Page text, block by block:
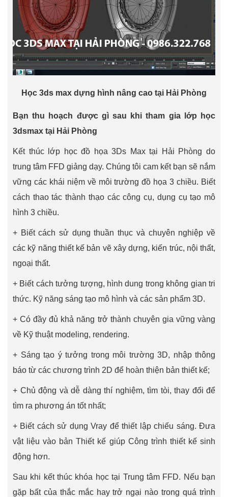
Học 3ds max dựng hình nâng cao tại Hải Phòng
Bạn thu hoạch được gì sau khi tham gia lớp học
3dsmax tại Hải Phòng
Kết thúc lớp học đồ họa 3Ds Max tại Hải Phòng do
trung tâm FFD giảng dạy. Chúng tôi cam kết bạn sẽ nắm
vững các khái niệm về môi trường đồ họa 3 chiều. Biết
cách thao tác thành thạo các công cụ, dụng cụ tạo mô
hình 3 chiều.
+ Biết cách sử dụng thuần thục và chuyên nghiệp về
các kỹ năng thiết kế bản vẽ xây dựng, kiến trúc, nội thất,
ngoại thất.
+ Biết cách tưởng tượng, hình dung trong không gian tri
thức. Kỹ năng sáng tạo mô hình và các sản phẩm 3D.
+ Có đầy đủ khả năng trở thành chuyên gia vững vàng
về Kỹ thuật modeling, rendering.
+ Sáng tạo ý tưởng trong môi trường 3D, nhập thông
báo từ các chương trình 2D để hoàn thiện bản thiết kế;
+ Chủ động và dễ dàng thí nghiệm, tìm tòi, thay đổi để
tìm ra phương án tốt nhất;
+ Biết cách sử dụng Vray để thiết lập chiếu sáng. Đưa
vật liệu vào bản Thiết kế giúp Công trình thiết kế sinh
động hơn.
Sau khi kết thúc khóa học tại Trung tâm FFD. Nếu bạn
gặp bất của thắc mắc hay trở ngại nào trong quá trình